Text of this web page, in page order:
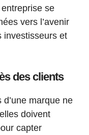
se
vers l’avenir
investisseurs et
des clients
marque ne
doivent
capter